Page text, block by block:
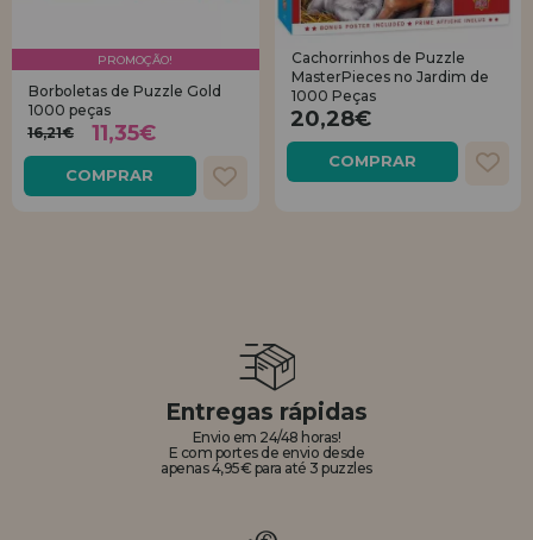
PROMOÇÃO!
Borboletas de Puzzle Gold
1000 peças
16,21€
11,35€
COMPRAR
Cachorrinhos de Puzzle
MasterPieces no Jardim de
1000 Peças
20,28€
COMPRAR
Entregas rápidas
Envio em 24/48 horas!
E com portes de envio desde
apenas 4,95€ para até 3 puzzles